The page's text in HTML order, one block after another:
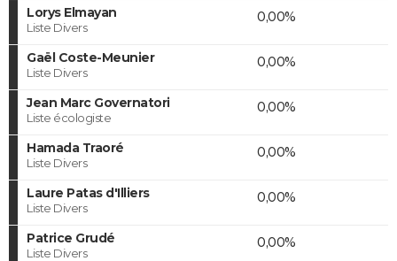
Lorys Elmayan
Liste Divers
0,00%
Gaël Coste-Meunier
Liste Divers
0,00%
Jean Marc Governatori
Liste écologiste
0,00%
Hamada Traoré
Liste Divers
0,00%
Laure Patas d'Illiers
Liste Divers
0,00%
Patrice Grudé
Liste Divers
0,00%